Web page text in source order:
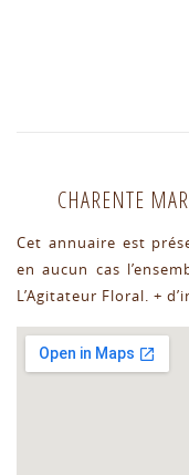
CHARENTE
Cet annuaire est
en aucun cas
L’Agitateur Floral. +